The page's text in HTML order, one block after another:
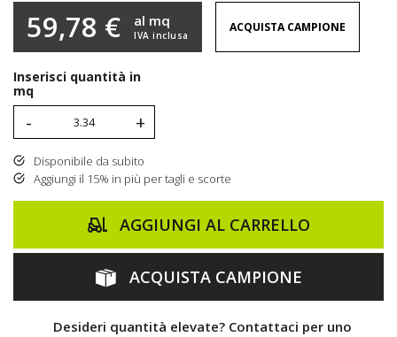
59,78 € IVA inclusa
al mq ACQUISTA CAMPIONE
Inserisci quantità in
mq
- +
Disponibile da subito
Aggiungi il 15% in più per tagli e scorte
AGGIUNGI AL CARRELLO
ACQUISTA CAMPIONE
Desideri quantità elevate? Contattaci per uno